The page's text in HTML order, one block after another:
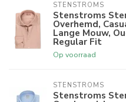
STENSTROMS
Stenstroms
Overhemd,
Lange Mouw,
Regular Fit
Op voorraad
STENSTROMS
Stenstroms